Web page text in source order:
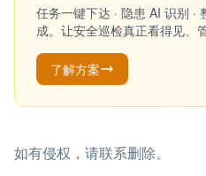
任务一键下达 · 隐患 AI 识别 ·
成。让安全巡检真正看得见、
了解方案
如有侵权，请联系删除。